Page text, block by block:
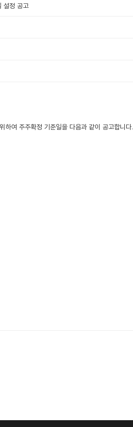
설정 공고
여 주주확정 기준일을 다음과 같이 공고합니다.